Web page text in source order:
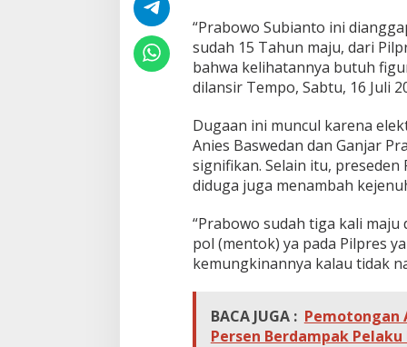
T
e
r
u
s
e
o
k
e
!
“Prabowo Subianto ini
sudah 15 Tahun maju, dari
bahwa kelihatannya butuh
dilansir Tempo, Sabtu, 16 Juli
Dugaan ini muncul karena
Anies Baswedan dan Ganjar
signifikan. Selain itu,
diduga juga menambah
“Prabowo sudah tiga kali
pol (mentok) ya pada Pilpres
kemungkinannya kalau tidak
BACA JUGA : Pemotongan
Persen Berdampak Pelaku